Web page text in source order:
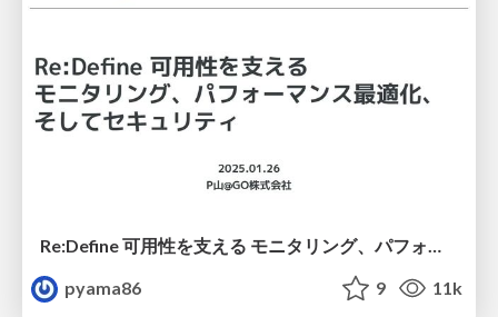
pyama86
9 11k